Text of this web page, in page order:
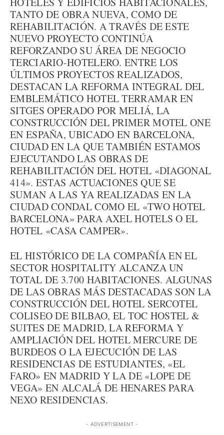
TANTO DE OBRA NUEVA, COMO DE
REHABILITACIÓN. A TRAVÉS DE ESTE
NUEVO PROYECTO CONTINÚA
REFORZANDO SU ÁREA DE NEGOCIO
TERCIARIO-HOTELERO. ENTRE LOS
ÚLTIMOS PROYECTOS REALIZADOS,
DESTACAN LA REFORMA INTEGRAL DEL
EMBLEMÁTICO HOTEL TERRAMAR EN
SITGES OPERADO POR MELIÁ, LA
CONSTRUCCIÓN DEL PRIMER MOTEL ONE
EN ESPAÑA, UBICADO EN BARCELONA,
CIUDAD EN LA QUE TAMBIÉN ESTAMOS
EJECUTANDO LAS OBRAS DE
REHABILITACIÓN DEL HOTEL «DIAGONAL
414». ESTAS ACTUACIONES QUE SE
SUMAN A LAS YA REALIZADAS EN LA
CIUDAD CONDAL COMO EL «TWO HOTEL
BARCELONA» PARA AXEL HOTELS O EL
HOTEL «CASA CAMPER».
EL HISTÓRICO DE LA COMPAÑÍA EN EL
SECTOR HOSPITALITY ALCANZA UN
TOTAL DE 3.700 HABITACIONES. ALGUNAS
DE LAS OBRAS MÁS DESTACADAS SON LA
CONSTRUCCIÓN DEL HOTEL SERCOTEL
COLISEO DE BILBAO, EL TOC HOSTEL &
SUITES DE MADRID, LA REFORMA Y
AMPLIACIÓN DEL HOTEL MERCURE DE
BURDEOS O LA EJECUCIÓN DE LAS
RESIDENCIAS DE ESTUDIANTES, «EL
FARO» EN MADRID Y LA DE «LOPE DE
VEGA» EN ALCALÁ DE HENARES PARA
NEXO RESIDENCIAS.
- ADVERTISEMENT -